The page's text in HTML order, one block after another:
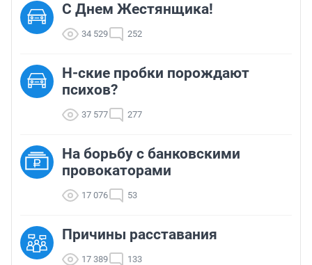
С Днем Жестянщика!
34 529 252
Н-ские пробки порождают
психов?
37 577 277
На борьбу с банковскими
провокаторами
17 076 53
Причины расставания
17 389 133